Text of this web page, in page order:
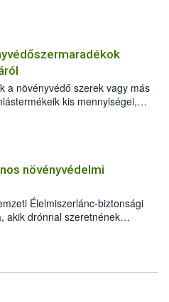
a növényvédő szerek vagy más
kis mennyiségei,
felületén a betakarítást,
is megmaradhatnak. Az
terményeken is jelen kell
tartalmaz szermaradékot.
melyekben kimutathatóak,
vannak jelen, így nem
egészségére nézve.
növényvédelmi
Élelmiszerlánc-biztonsági
akik drónnal szeretnének
tevékenységet
részletesen